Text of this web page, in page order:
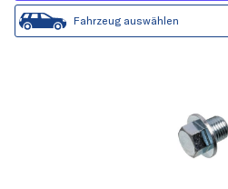
Fahrzeug auswählen